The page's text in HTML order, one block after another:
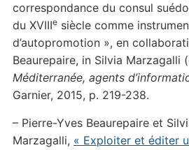
correspondance du consul
du XVIIIesiècle comme
d’autopromotion », en
Beaurepaire, in Silvia Marzagalli
Méditerranée, agents
Garnier, 2015, p. 219-238.
– Pierre-Yves Beaurepaire et
Marzagalli, « Exploiter et éditer